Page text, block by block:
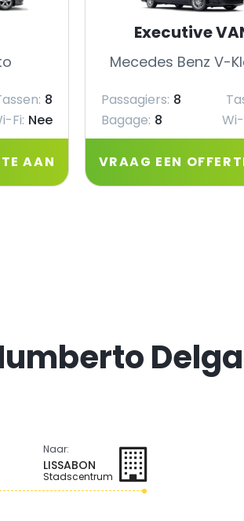
8
Fi: Nee
AAN
Executive
Mecedes Benz V-
Passagiers: 8
Bagage: 8
VRAAG EEN
Naar:
LISSABON
Stadscentrum